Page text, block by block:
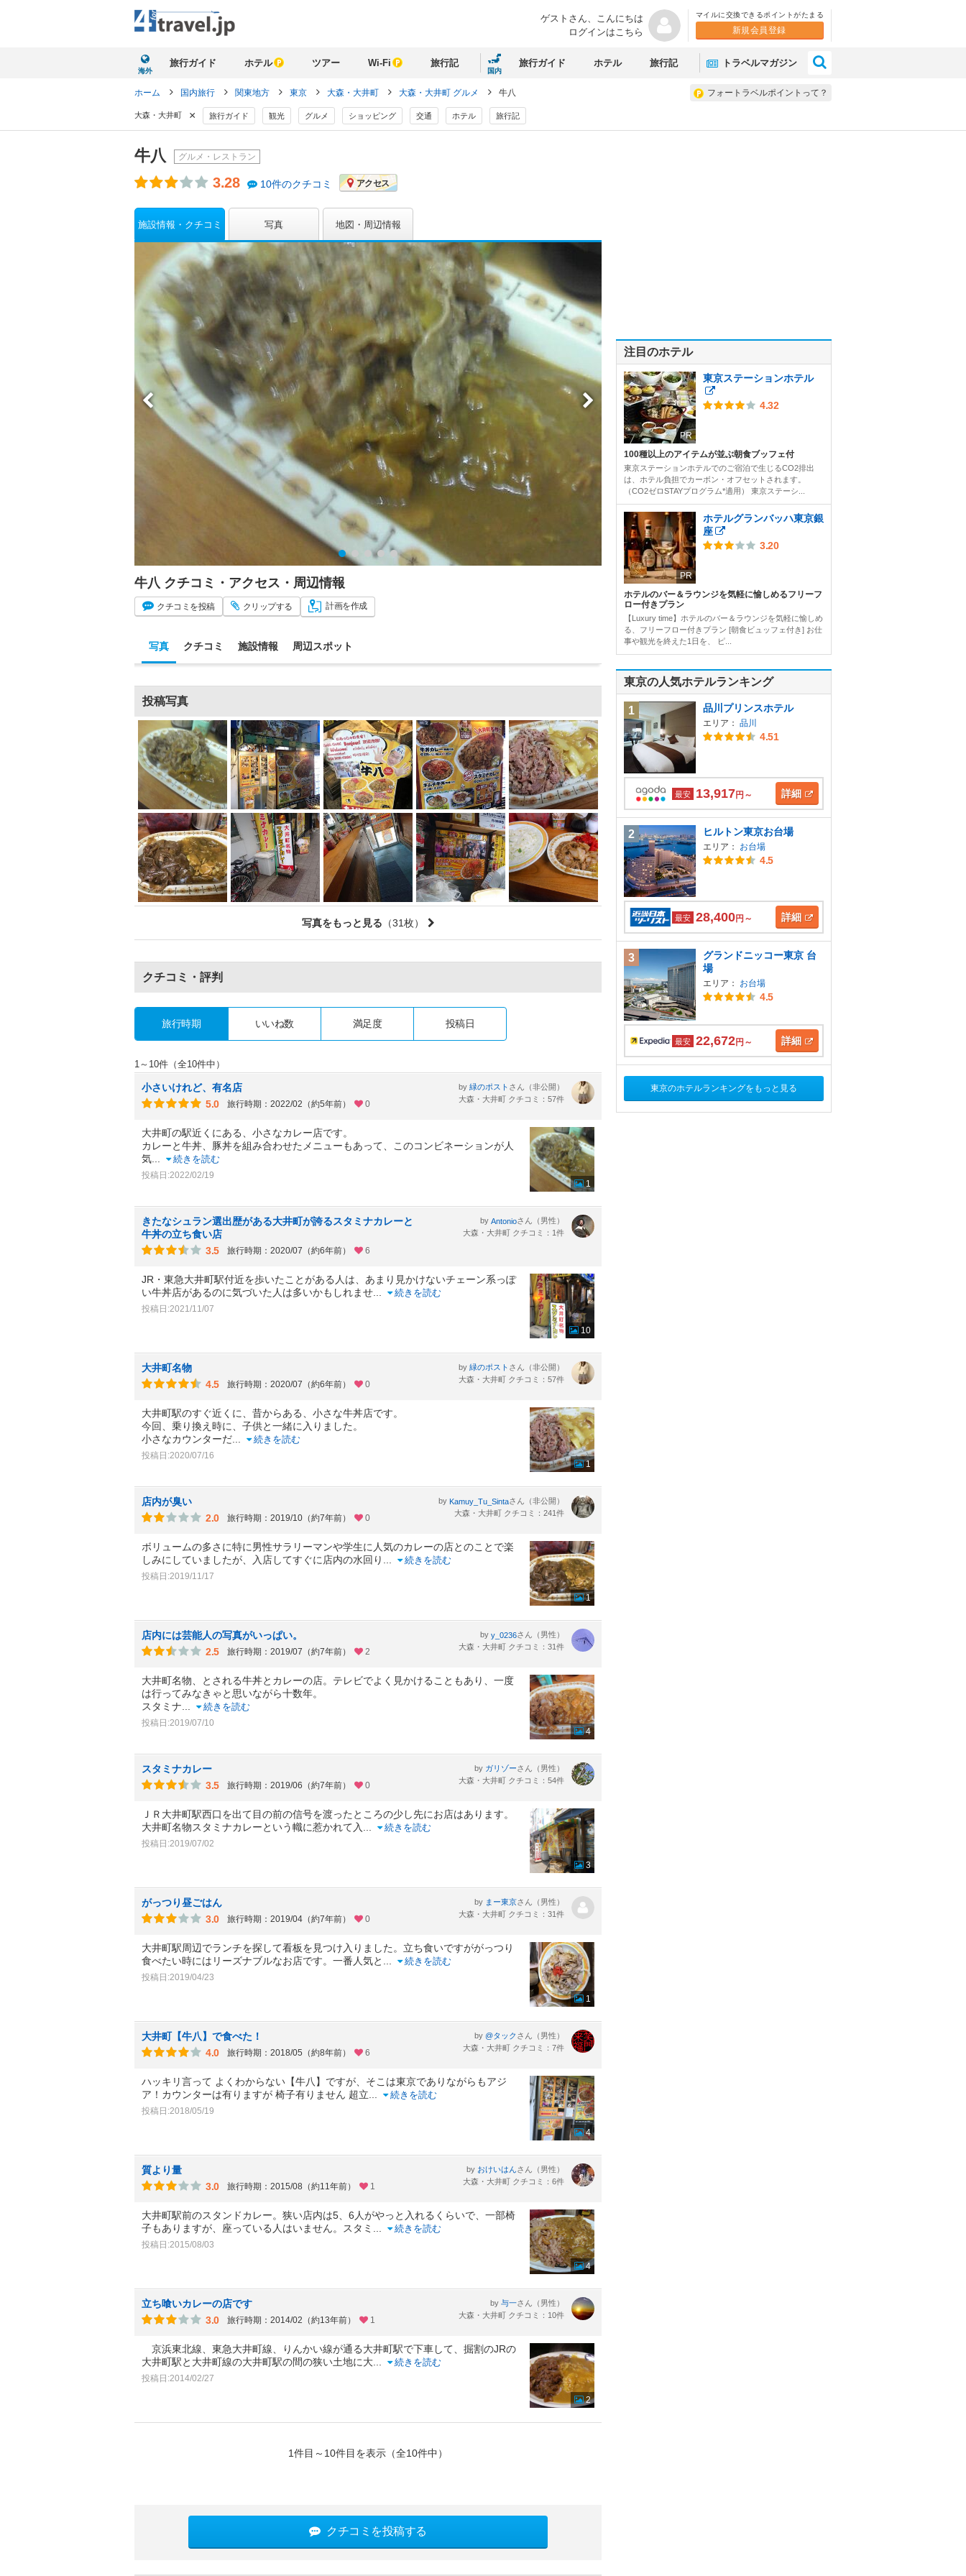
ゲストさん、 こんにちは
ログインはこちら
マイルに交換できるポイントがたまる
新規会員登録
海外
旅行ガイド ホテル ツアー Wi-Fi 旅行記
国内
旅行ガイド ホテル 旅行記 トラベルマガジン
フォートラベルポイントって？
ホーム 国内旅行 関東地方 東京 大森・大井町 大森・大井町 グルメ 牛八
大森・大井町 × 旅行ガイド 観光 グルメ ショッピング 交通 ホテル 旅行記
牛八 グルメ・レストラン
3.28 10件のクチコミ アクセス
施設情報・クチコミ 写真 地図・周辺情報
牛八 クチコミ・アクセス・周辺情報
クチコミ を投稿 クリップする 計画を作成
写真 クチコミ 施設情報 周辺スポット
投稿写真
写真をもっと見る （31枚）
クチコミ・評判
旅行時期 いいね数 満足度 投稿日
1～10件（全10件中）
小さいけれど、有名店
5.0
旅行時期：2022/02（約5年前） 0
by 緑のポスト さん（非公開）
大森・大井町 クチコミ：57件
大井町の駅近くにある、小さなカレー店です。
カレーと牛丼、豚丼を組み合わせたメニューもあって、このコンビネーションが人
気
続きを読む
投稿日:2022/02/19
1
きたなシュラン選出歴がある大井町が誇るスタミナカレーと
牛丼の立ち食い店
3.5
旅行時期：2020/07（約6年前） 6
by Antonioさん（男性）
大森・大井町 クチコミ：1件
JR・東急大井町駅付近を歩いたことがある人は、あまり見かけないチェーン系っぽ
い牛丼店があるのに気づいた人は多いかもしれませ
続きを読む
投稿日:2021/11/07
10
大井町名物
4.5
旅行時期：2020/07（約6年前） 0
by 緑のポスト さん（非公開）
大森・大井町 クチコミ：57件
大井町駅のすぐ近くに、昔からある、小さな牛丼店です。
今回、乗り換え時に、子供と一緒に入りました。
小さなカウンターだ
続きを読む
投稿日:2020/07/16
1
店内が臭い
2.0
旅行時期：2019/10（約7年前） 0
by Kamuy_Tu_Sintaさん（非公開）
大森・大井町 クチコミ：241件
ボリュームの多さに特に男性サラリーマンや学生に人気のカレーの店とのことで楽
しみにしていましたが、入店してすぐに店内の水回り
続きを読む
投稿日:2019/11/17
1
店内には芸能人の写真がいっぱい。
2.5
旅行時期：2019/07（約7年前） 2
by y_0236さん（男性）
大森・大井町 クチコミ：31件
大井町名物、とされる牛丼とカレーの店。テレビでよく見かけることもあり、一度
は行ってみなきゃと思いながら十数年。
スタミナ
続きを読む
投稿日:2019/07/10
4
スタミナカレー
3.5
旅行時期：2019/06（約7年前） 0
by ガリゾーさん（男性）
大森・大井町 クチコミ：54件
ＪＲ大井町駅西口を出て目の前の信号を渡ったところの少し先にお店はあります。
大井町名物スタミナカレーという幟に惹かれて入
続きを読む
投稿日:2019/07/02
3
がっつり昼ごはん
3.0
旅行時期：2019/04（約7年前） 0
by まー東京さん（男性）
大森・大井町 クチコミ：31件
大井町駅周辺でランチを探して看板を見つけ入りました。立ち食いですががっつり
食べたい時にはリーズナブルなお店です。一番人気と
続きを読む
投稿日:2019/04/23
1
大井町【牛八】で食べた！
4.0
旅行時期：2018/05（約8年前） 6
by @タック さん（男性）
大森・大井町 クチコミ：7件
ハッキリ言って よくわからない【牛八】ですが、そこは東京でありながらもアジ
ア！カウンターは有りますが 椅子有りません 超立
続きを読む
投稿日:2018/05/19
4
質より量
3.0
旅行時期：2015/08（約11年前） 1
by おけいはんさん（男性）
大森・大井町 クチコミ：6件
大井町駅前のスタンドカレー。狭い店内は5、6人がやっと入れるくらいで、一部椅
子もありますが、座っている人はいません。スタミ
続きを読む
投稿日:2015/08/03
4
立ち喰いカレーの店です
3.0
旅行時期：2014/02（約13年前） 1
by 与一さん（男性）
大森・大井町 クチコミ：10件
京浜東北線、東急大井町線、りんかい線が通る大井町駅で下車して、掘割のJRの
大井町駅と大井町線の大井町駅の間の狭い土地に大
続きを読む
投稿日:2014/02/27
2
1件目～10件目を表示（全10件中）
クチコミを投稿する
注目のホテル
PR
東京ステーションホテル
4.32
100種以上のアイテムが並ぶ朝食ブッフェ付
東京ステーションホテルでのご宿泊で生じるCO2排出
は、ホテル負担でカーボン・オフセットされます。
（CO2ゼロSTAYプログラム*適用） 東京ステーシ...
PR
ホテルグランバッハ東京銀
座
3.20
ホテルのバー＆ラウンジを気軽に愉しめるフリーフ
ロー付きプラン
【Luxury time】ホテルのバー＆ラウンジを気軽に愉しめ
る、フリーフロー付きプラン [朝食ビュッフェ付き] お仕
事や観光を終えた1日を、 ピ...
東京の人気ホテルランキング
1 品川プリンスホテル
エリア： 品川
4.51
最安 13,917円～ 詳細
2 ヒルトン東京お台場
エリア： お台場
4.5
最安 28,400円～ 詳細
3
グランドニッコー東京 台
場
エリア： お台場
4.5
最安 22,672円～ 詳細
東京のホテルランキングをもっと見る